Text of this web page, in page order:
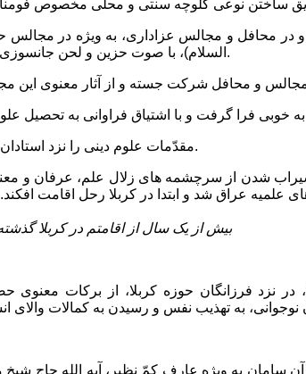
و در محافل و مجالس عزادارى، به ویژه در
السلام)، با صوت حزین و لحن جانسوزى نوحه و روضه مى خواند.
مقدّمات علوم دینى را نزد استادان آن دیار به خوبى آموخت.
مقدماتى در شهر فومن، در حالى که هنوز به سن تکلیف نرسیده بود، در سال ۱۳۴۸ ق. جهت سیراب شدن از
«بیش از یک سال از اقامتم در کربلا
نزد فرزانگان حوزه کربلا، از برکات معنوى
آن سامان به ویژه عارف کمّ نظیر، آیه الله حاج